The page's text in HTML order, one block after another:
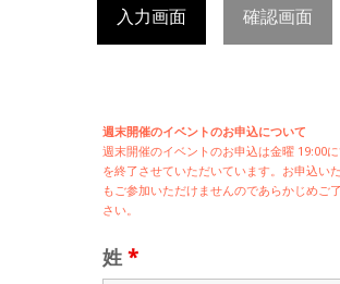
入力画面 確認画面
週末開催のイベントのお申込について
週末開催のイベントのお申込は金曜 19:00
を終了させていただいています。お申込い
もご参加いただけませんのであらかじめご
さい。
姓 *